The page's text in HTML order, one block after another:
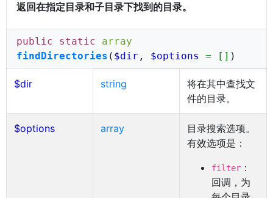
返回在指定目录和子目录下找到的目录。
public static
array
findDirectories ( $dir , $options = [] )
$dir string
将在其中查找文
件的目录。
$options array
目录搜索选项。
有效选项是：
filter ：
回调，为